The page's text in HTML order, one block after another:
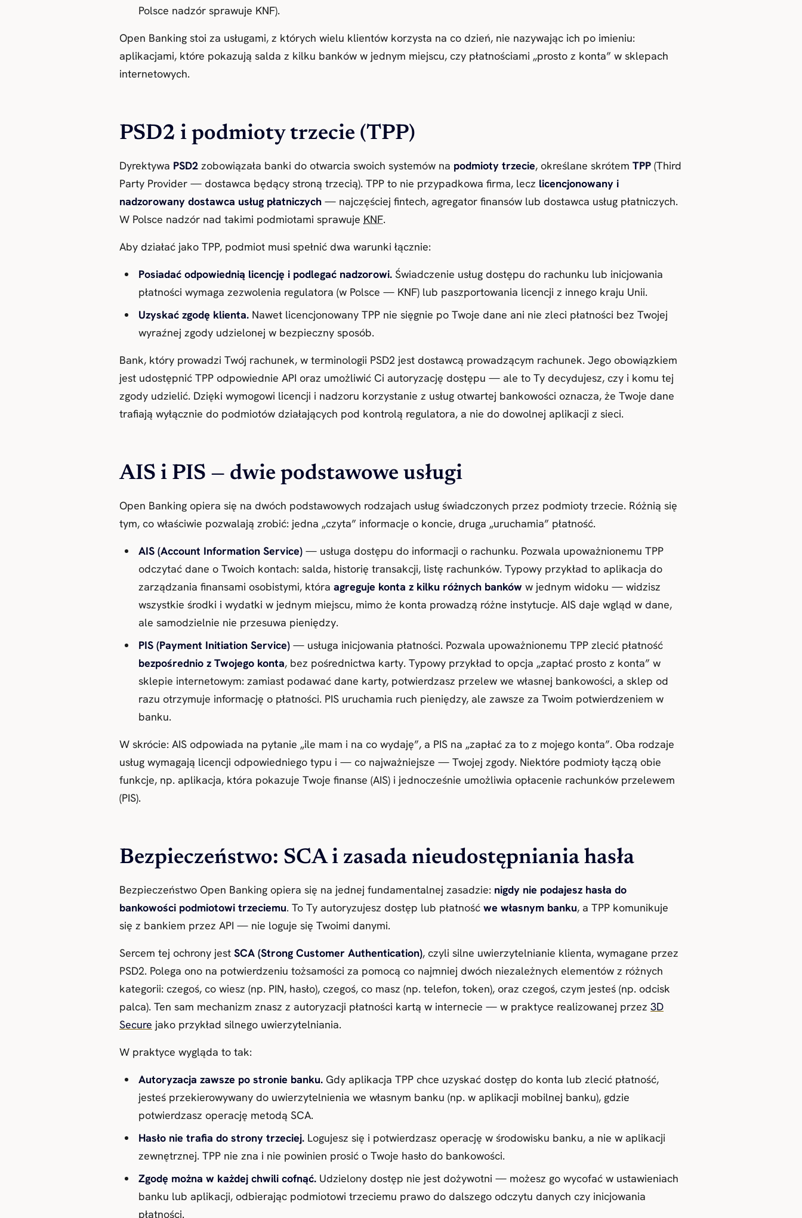
Polsce nadzór sprawuje KNF).
Open Banking stoi za usługami, z których wielu klientów korzysta na co dzień, nie nazywając ich po imieniu:
aplikacjami, które pokazują salda z kilku banków w jednym miejscu, czy płatnościami „prosto z konta” w sklepach
internetowych.
PSD2 i podmioty trzecie (TPP)
Dyrektywa PSD2 zobowiązała banki do otwarcia swoich systemów na podmioty trzecie, określane skrótem TPP (Third
Party Provider — dostawca będący stroną trzecią). TPP to nie przypadkowa firma, lecz licencjonowany i
nadzorowany dostawca usług płatniczych — najczęściej fintech, agregator finansów lub dostawca usług płatniczych.
W Polsce nadzór nad takimi podmiotami sprawuje KNF.
Aby działać jako TPP, podmiot musi spełnić dwa warunki łącznie:
Posiadać odpowiednią licencję i podlegać nadzorowi. Świadczenie usług dostępu do rachunku lub inicjowania
płatności wymaga zezwolenia regulatora (w Polsce — KNF) lub paszportowania licencji z innego kraju Unii.
Uzyskać zgodę klienta. Nawet licencjonowany TPP nie sięgnie po Twoje dane ani nie zleci płatności bez Twojej
wyraźnej zgody udzielonej w bezpieczny sposób.
Bank, który prowadzi Twój rachunek, w terminologii PSD2 jest dostawcą prowadzącym rachunek. Jego obowiązkiem
jest udostępnić TPP odpowiednie API oraz umożliwić Ci autoryzację dostępu — ale to Ty decydujesz, czy i komu tej
zgody udzielić. Dzięki wymogowi licencji i nadzoru korzystanie z usług otwartej bankowości oznacza, że Twoje dane
trafiają wyłącznie do podmiotów działających pod kontrolą regulatora, a nie do dowolnej aplikacji z sieci.
AIS i PIS — dwie podstawowe usługi
Open Banking opiera się na dwóch podstawowych rodzajach usług świadczonych przez podmioty trzecie. Różnią się
tym, co właściwie pozwalają zrobić: jedna „czyta” informacje o koncie, druga „uruchamia” płatność.
AIS (Account Information Service) — usługa dostępu do informacji o rachunku. Pozwala upoważnionemu TPP
odczytać dane o Twoich kontach: salda, historię transakcji, listę rachunków. Typowy przykład to aplikacja do
zarządzania finansami osobistymi, która agreguje konta z kilku różnych banków w jednym widoku — widzisz
wszystkie środki i wydatki w jednym miejscu, mimo że konta prowadzą różne instytucje. AIS daje wgląd w dane,
ale samodzielnie nie przesuwa pieniędzy.
PIS (Payment Initiation Service) — usługa inicjowania płatności. Pozwala upoważnionemu TPP zlecić płatność
bezpośrednio z Twojego konta, bez pośrednictwa karty. Typowy przykład to opcja „zapłać prosto z konta” w
sklepie internetowym: zamiast podawać dane karty, potwierdzasz przelew we własnej bankowości, a sklep od
razu otrzymuje informację o płatności. PIS uruchamia ruch pieniędzy, ale zawsze za Twoim potwierdzeniem w
banku.
W skrócie: AIS odpowiada na pytanie „ile mam i na co wydaję”, a PIS na „zapłać za to z mojego konta”. Oba rodzaje
usług wymagają licencji odpowiedniego typu i — co najważniejsze — Twojej zgody. Niektóre podmioty łączą obie
funkcje, np. aplikacja, która pokazuje Twoje finanse (AIS) i jednocześnie umożliwia opłacenie rachunków przelewem
(PIS).
Bezpieczeństwo: SCA i zasada nieudostępniania hasła
Bezpieczeństwo Open Banking opiera się na jednej fundamentalnej zasadzie: nigdy nie podajesz hasła do
bankowości podmiotowi trzeciemu. To Ty autoryzujesz dostęp lub płatność we własnym banku, a TPP komunikuje
się z bankiem przez API — nie loguje się Twoimi danymi.
Sercem tej ochrony jest SCA (Strong Customer Authentication), czyli silne uwierzytelnianie klienta, wymagane przez
PSD2. Polega ono na potwierdzeniu tożsamości za pomocą co najmniej dwóch niezależnych elementów z różnych
kategorii: czegoś, co wiesz (np. PIN, hasło), czegoś, co masz (np. telefon, token), oraz czegoś, czym jesteś (np. odcisk
palca). Ten sam mechanizm znasz z autoryzacji płatności kartą w internecie — w praktyce realizowanej przez 3D
Secure jako przykład silnego uwierzytelniania.
W praktyce wygląda to tak:
Autoryzacja zawsze po stronie banku. Gdy aplikacja TPP chce uzyskać dostęp do konta lub zlecić płatność,
jesteś przekierowywany do uwierzytelnienia we własnym banku (np. w aplikacji mobilnej banku), gdzie
potwierdzasz operację metodą SCA.
Hasło nie trafia do strony trzeciej. Logujesz się i potwierdzasz operację w środowisku banku, a nie w aplikacji
zewnętrznej. TPP nie zna i nie powinien prosić o Twoje hasło do bankowości.
Zgodę można w każdej chwili cofnąć. Udzielony dostęp nie jest dożywotni — możesz go wycofać w ustawieniach
banku lub aplikacji, odbierając podmiotowi trzeciemu prawo do dalszego odczytu danych czy inicjowania
płatności.